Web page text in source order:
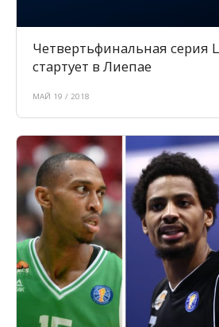
Четвертьфинальная
стартует в Лиепае
МАЙ 19 / 2018